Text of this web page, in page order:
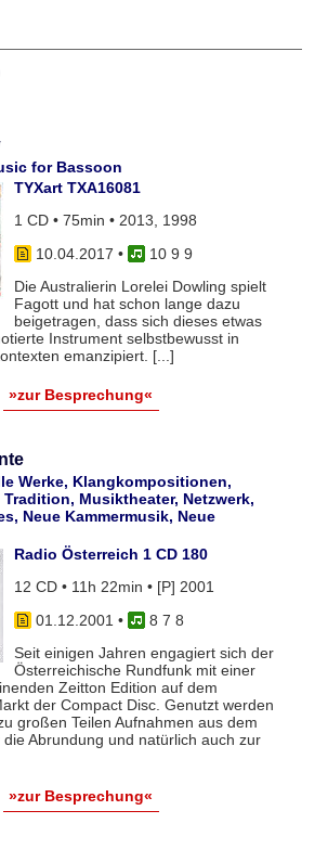
for Bassoon
TYXart TXA16081
1 CD • 75min • 2013, 1998
10.04.2017 •
10 9 9
Die Australierin Lorelei Dowling spielt
Fagott und hat schon lange dazu
beigetragen, dass sich dieses etwas
Instrument selbstbewusst in
emanzipiert. [...]
»zur Besprechung«
Werke, Klangkompositionen,
Musiktheater, Netzwerk,
Neue Kammermusik, Neue
Radio Österreich 1 CD 180
12 CD • 11h 22min • [P] 2001
01.12.2001 •
8 7 8
Seit einigen Jahren engagiert sich der
Österreichische Rundfunk mit einer
Zeitton Edition auf dem
der Compact Disc. Genutzt werden
großen Teilen Aufnahmen aus dem
Abrundung und natürlich auch zur
»zur Besprechung«